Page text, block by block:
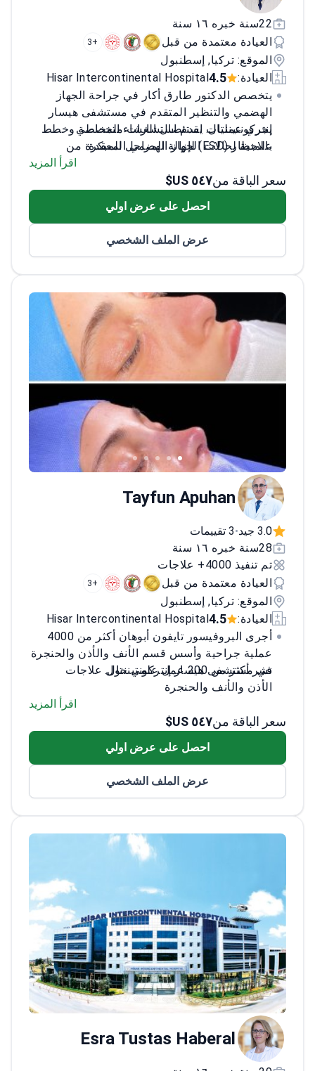
22سنة خبره ١٦ سنة
العيادة معتمدة من قبل
+3
الموقع: تركيا, إسطنبول
العيادة:
4.5
Hisar Intercontinental Hospital
يتخصص الدكتور طارق أكار في جراحة الجهاز
الهضمي والتنظير المتقدم في مستشفى هيسار
إنتركونتيننتال. يقدم استشارات متخصصة وخطط
علاجية لحالات الجهاز الهضمي المعقدة.
يجري عمليات استئصال الغشاء المخاطي
بالمنظار (ESD) لإزالة المراحل المبكرة من
حائز على جائزة أفضل عرض تقديمي شفهي في
يستخدم تقنيات بوم (POEM) لعلاج تعذر الارتخاء
مؤلف لـ 25 ورقة بحثية في المجلات الطبية
المحلية والدولية
اقرأ المزيد
سعر الباقة من٥٤٧ US$
احصل على عرض اولي
عرض الملف الشخصي
Tayfun Apuhan
3.0 جيد •3 تقييمات
28سنة خبره ١٦ سنة
تم تنفيذ 4000+ علاجات
العيادة معتمدة من قبل
+3
الموقع: تركيا, إسطنبول
العيادة:
4.5
Hisar Intercontinental Hospital
أجرى البروفيسور تايفون أبوهان أكثر من 4000
عملية جراحية وأسس قسم الأنف والأذن والحنجرة
في مستشفى هيسار إنتركونتيننتال.
نشر أكثر من 200 عمل علمي حول علاجات
الأذن والأنف والحنجرة
أجرى أبحاثاً في جراحة الرأس والرقبة في
جامعة ولاية أوهايو في أمريكا
الجيوب الأنفية ووضع خطط العلاج
الطبي الجامعي هامبورغ-إيبندورف في ألمانيا
اقرأ المزيد
سعر الباقة من٥٤٧ US$
احصل على عرض اولي
عرض الملف الشخصي
Esra Tustas Haberal